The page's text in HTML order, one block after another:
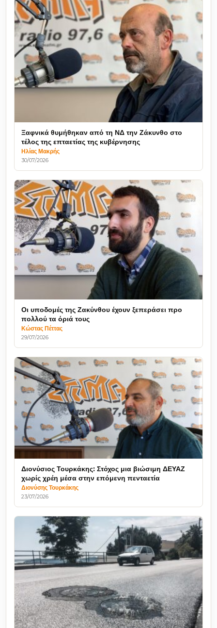
Ξαφνικά θυμήθηκαν από τη ΝΔ την Ζάκυνθο στο
τέλος της επταετίας της κυβέρνησης
Ηλίας Μακρής
30/07/2026
Οι υποδομές της Ζακύνθου έχουν ξεπεράσει προ
πολλού τα όριά τους
Κώστας Πέττας
29/07/2026
Διονύσιος Τουρκάκης: Στόχος μια βιώσιμη ΔΕΥΑΖ
χωρίς χρέη μέσα στην επόμενη πενταετία
Διονύσης Τουρκάκης
23/07/2026